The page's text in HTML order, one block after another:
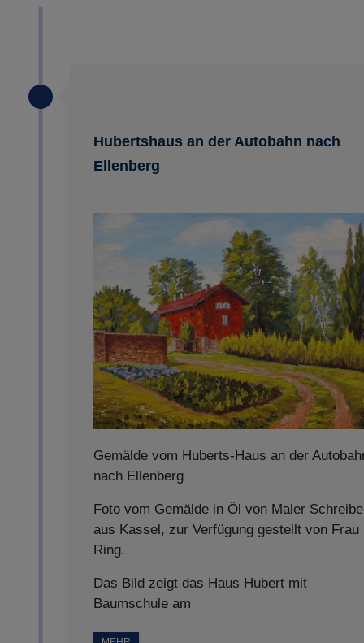
Hubertshaus an der Autobahn nach
Ellenberg
Gemälde vom Huberts-Haus an der
nach Ellenberg
Foto vom Gemälde in Öl von Maler
aus Kassel, zur Verfügung gestellt von Frau
Ring.
Das Bild zeigt das Haus Hubert mit
Baumschule am